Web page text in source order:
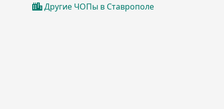
Другие ЧОПы в Ставрополе